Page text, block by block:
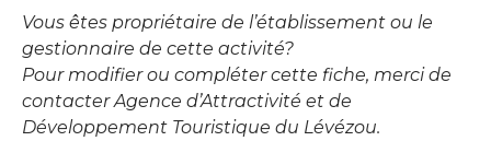
Vous êtes propriétaire de l’établissement ou le
gestionnaire de cette activité?
Pour modifier ou compléter cette fiche, merci de
contacter Agence d’Attractivité et de
Développement Touristique du Lévézou.